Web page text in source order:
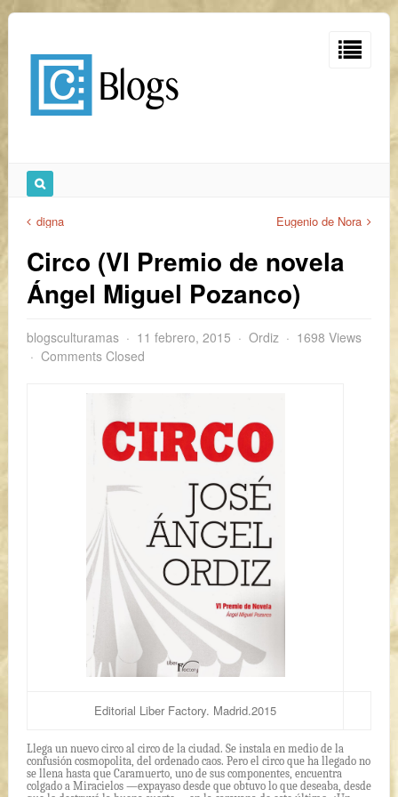
digna Eugenio de Nora
Circo (VI Premio de novela
Ángel Miguel Pozanco)
blogsculturamas 11 febrero, 2015 Ordiz
1698 Views
Comments Closed
Editorial Liber Factory. Madrid.2015
Llega un nuevo circo al circo de la ciudad. Se instala en medio de la
confusión cosmopolita, del ordenado caos. Pero el circo que ha llegado no
se llena hasta que Caramuerto, uno de sus componentes, encuentra
colgado a Miracielos —expayaso desde que obtuvo lo que deseaba, desde